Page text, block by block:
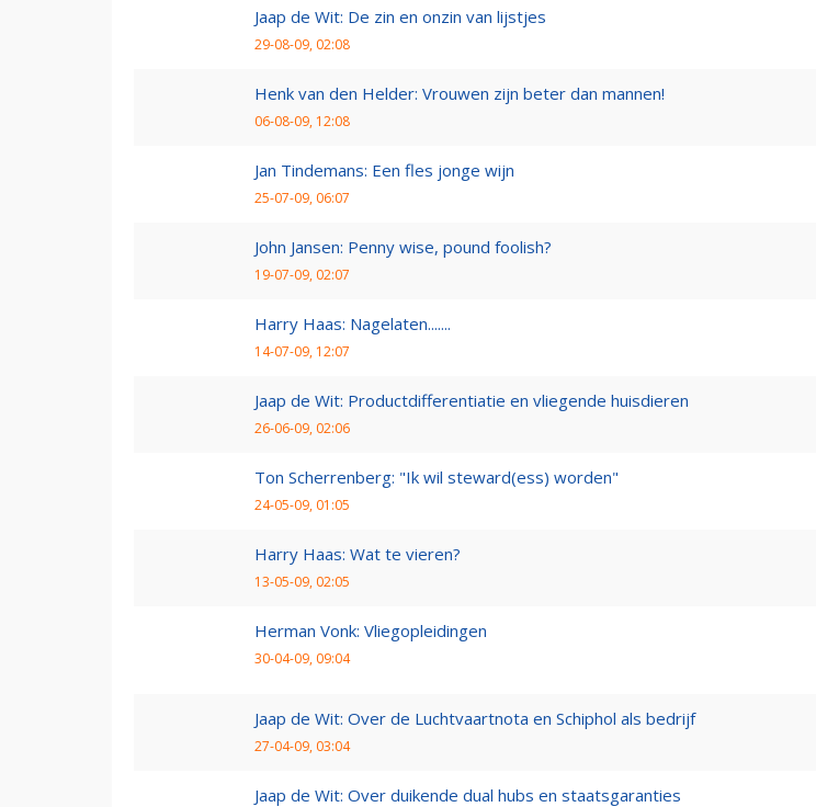
Jaap de Wit: De zin en onzin van lijstjes
29-08-09, 02:08
Henk van den Helder: Vrouwen zijn beter dan mannen!
06-08-09, 12:08
Jan Tindemans: Een fles jonge wijn
25-07-09, 06:07
John Jansen: Penny wise, pound foolish?
19-07-09, 02:07
Harry Haas: Nagelaten.......
14-07-09, 12:07
Jaap de Wit: Productdifferentiatie en vliegende huisdieren
26-06-09, 02:06
Ton Scherrenberg: "Ik wil steward(ess) worden"
24-05-09, 01:05
Harry Haas: Wat te vieren?
13-05-09, 02:05
Herman Vonk: Vliegopleidingen
30-04-09, 09:04
Jaap de Wit: Over de Luchtvaartnota en Schiphol als bedrijf
27-04-09, 03:04
Jaap de Wit: Over duikende dual hubs en staatsgaranties